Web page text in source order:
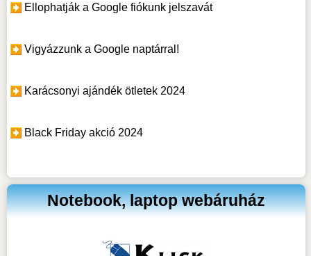
Ellophatják a Google fiókunk jelszavát
Vigyázzunk a Google naptárral!
Karácsonyi ajándék ötletek 2024
Black Friday akció 2024
Notebook, laptop webáruház